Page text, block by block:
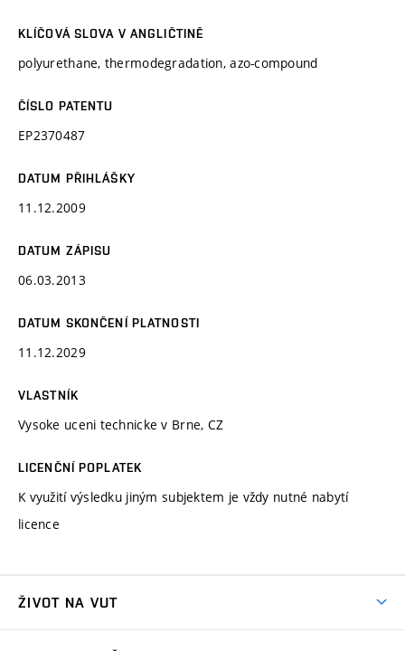
KLÍČOVÁ SLOVA V ANGLIČTINĚ
polyurethane, thermodegradation, azo-compound
ČÍSLO PATENTU
EP2370487
DATUM PŘIHLÁŠKY
11.12.2009
DATUM ZÁPISU
06.03.2013
DATUM SKONČENÍ PLATNOSTI
11.12.2029
VLASTNÍK
Vysoke uceni technicke v Brne, CZ
LICENČNÍ POPLATEK
K využití výsledku jiným subjektem je vždy nutné nabytí
licence
ŽIVOT NA VUT